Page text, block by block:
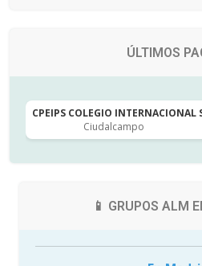
ÚLTIMOS
CPEIPS COLEGIO INTERNACIONAL
Ciudalcampo
📱 GRUPOS ALM